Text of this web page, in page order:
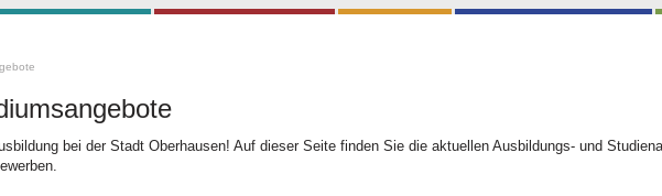
bei der Stadt Oberhausen! Auf dieser Seite finden Sie die aktuellen Ausbildungs- und